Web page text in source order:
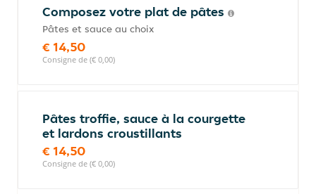
Composez votre plat de pâtes
Pâtes et sauce au choix
€ 14,50
Consigne de (€ 0,00)
Pâtes troffie, sauce à la courgette
et lardons croustillants
€ 14,50
Consigne de (€ 0,00)